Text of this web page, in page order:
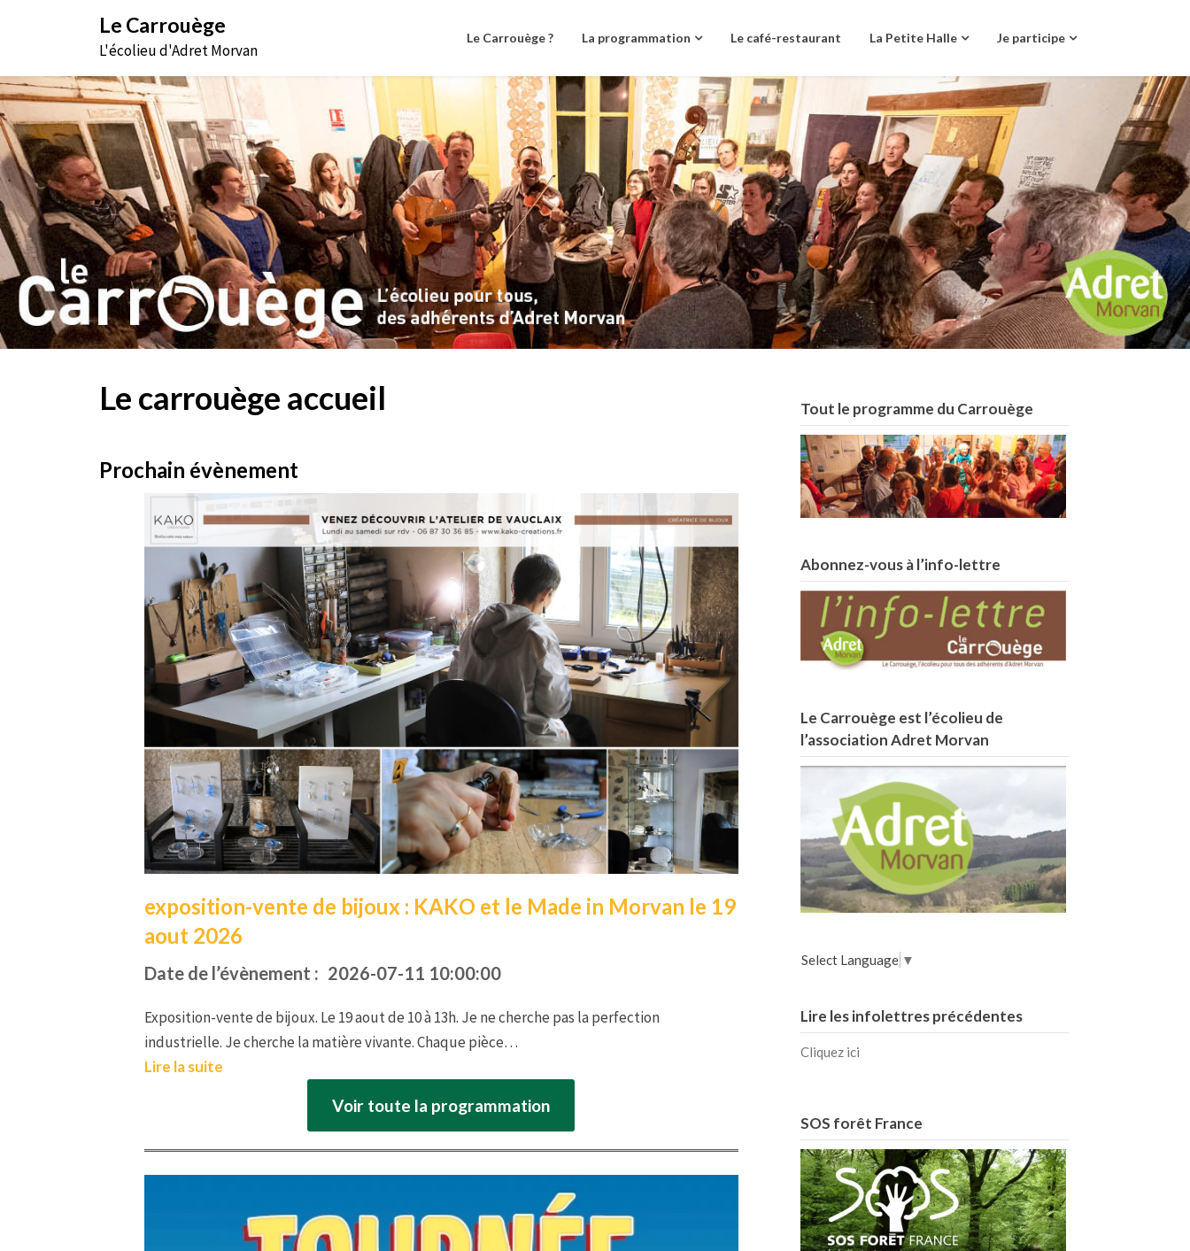
Le Carrouège
L'écolieu d'Adret Morvan
Le Carrouège ? La programmation Le café-restaurant La Petite Halle Je participe
Le carrouège accueil
Prochain évènement
exposition-vente de bijoux : KAKO et le Made in Morvan le 19
aout 2026
Date de l’évènement : 2026-07-11 10:00:00
Exposition-vente de bijoux. Le 19 aout de 10 à 13h. Je ne cherche pas la perfection
industrielle. Je cherche la matière vivante. Chaque pièce…
Lire la suite
Voir toute la programmation
Tout le programme du Carrouège
Abonnez-vous à l’info-lettre
Le Carrouège est l’écolieu de
l’association Adret Morvan
Select Language ▼
Lire les infolettres précédentes
Cliquez ici
SOS forêt France